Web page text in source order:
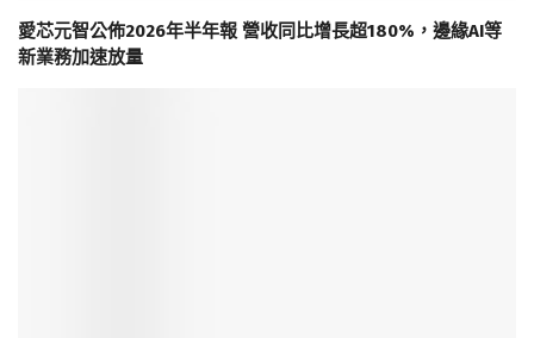
愛芯元智公佈2026年半年報 營收同比增長超180%，邊緣AI等
新業務加速放量